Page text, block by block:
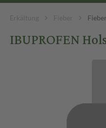
Erkältung Fieber
IBUPROFEN